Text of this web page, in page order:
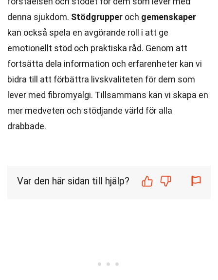
denna sjukdom. Stödgrupper och gemenskaper
kan också spela en avgörande roll i att ge
emotionellt stöd och praktiska råd. Genom att
fortsätta dela information och erfarenheter kan vi
bidra till att förbättra livskvaliteten för dem som
lever med fibromyalgi. Tillsammans kan vi skapa en
mer medveten och stödjande värld för alla
drabbade.
Var den här sidan till hjälp?